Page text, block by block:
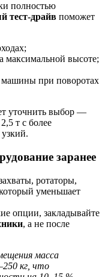
полностью
тест-драйв поможет
максимальной высоте;
машины при поворотах
уточнить выбор —
т с более
заранее
ротаторы,
уменьшает
опции, закладывайте
, а не после
масса
кг, что